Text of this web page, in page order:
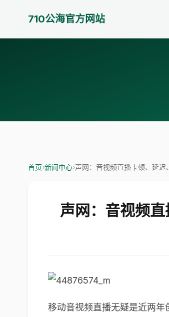
710公海官方网站
首页›新闻中心›声网：音视频直播卡顿、延
声网：音视频
移动音视频直播无疑是近两年